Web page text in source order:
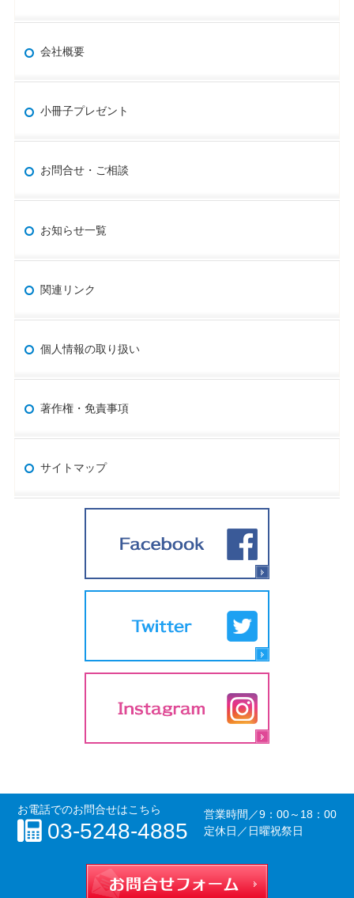
会社概要
小冊子プレゼント
お問合せ・ご相談
お知らせ一覧
関連リンク
個人情報の取り扱い
著作権・免責事項
サイトマップ
お電話でのお問合せはこちら
03-5248-4885
営業時間／9：00～18：00
定休日／日曜祝祭日